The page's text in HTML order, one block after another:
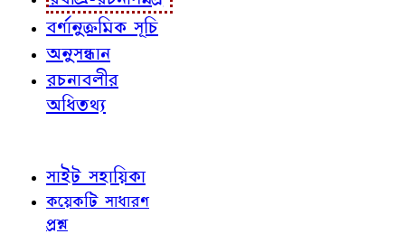
বর্ণানুক্রমিক সূচি
অনুসন্ধান
রচনাবলীর
অধিতথ্য
সাইট সহায়িকা
কয়েকটি সাধারণ
প্রশ্ন